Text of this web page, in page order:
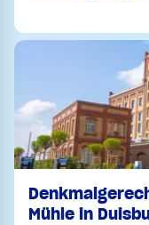
Mühle in